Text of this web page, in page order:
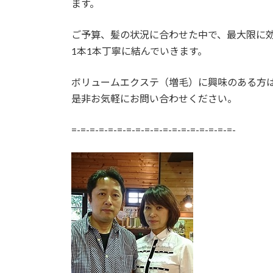
ます。
ご予算、髪の状況に合わせた中で、最大限に
1本1本丁寧に結んでいきます。
ボリュームエクステ（増毛）に興味のある方
是非お気軽にお問い合わせください。
=-=-=-=-=-=-=-=-=-=-=-=-=-=-=-=-=-=-